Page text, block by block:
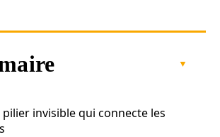
pilier invisible qui connecte les